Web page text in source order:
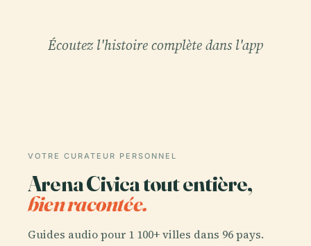
Écoutez l'histoire complète dans l'app
VOTRE CURATEUR PERSONNEL
Arena Civica tout entière,
bien racontée.
Guides audio pour 1 100+ villes dans 96 pays.